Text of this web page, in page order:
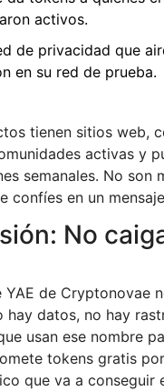
activos.
de privacidad que
en su red de prueba.
tienen sitios web,
activas y
semanales. No son
confíes en un
No
YAE de Cryptonovae
hay datos, no hay
usan ese nombre
tokens gratis
que va a conseguir